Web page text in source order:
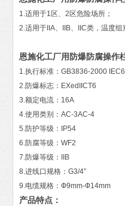
1.适用于1区、2区危险场所；
2.适用于IIA、IIB、IIC类，温度
恩施化工厂用防爆防腐操作
1.执行标准：GB3836-2000
2.防爆标志：EXedIICT6
3.额定电流：16A
4.使用类别：AC-3AC-4
5.防护等级：IP54
6.防腐等级：WF2
7.防爆等级：IIB
8.进线口规格：G3/4”
9.电缆规格：Ф9mm-Ф14mm
产品特点：